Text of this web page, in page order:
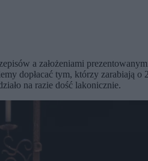
a założeniami
dopłacać tym, którzy zarabiają o
na razie dość lakonicznie.